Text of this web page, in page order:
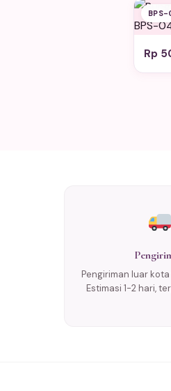
BPS-
Rp
Pengiriman luar
Estimasi 1-2 hari,